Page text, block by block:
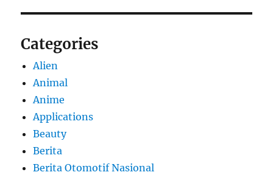
Categories
Alien
Animal
Anime
Applications
Beauty
Berita
Berita Otomotif Nasional